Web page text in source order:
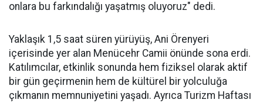
onlara bu farkındalığı yaşatmış oluyoruz" dedi.
Yaklaşık 1,5 saat süren yürüyüş, Ani Örenyeri
içerisinde yer alan Menücehr Camii önünde sona erdi.
Katılımcılar, etkinlik sonunda hem fiziksel olarak aktif
bir gün geçirmenin hem de kültürel bir yolculuğa
çıkmanın memnuniyetini yaşadı. Ayrıca Turizm Haftası